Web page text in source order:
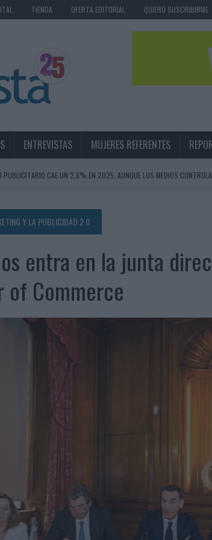
TIENDA OFERTA EDITORIAL QUIERO SUSCRIBIRME
ENTREVISTAS MUJERES REFERENTES
PUBLICITARIO CAE UN 2,6% EN 2025, AUNQUE LOS MEDIOS
BASTONI COMO NUEVA DIRECTORA COMERCIAL GLOBAL
COLECCIÓN PERSONALIZABLE INSPIRADA EN CORNETTO, CALIPPO Y
DE LA CREATIVIDAD
URBANA PARA TRANSFORMAR EL PATRIMONIO HISTÓRICO EN ACTIVOS
ACERCA EL PARAÍSO CANARIO EN SU ÚLTIMA CAMPAÑA INTERNACIONAL
“LA CONSTRUCCIÓN DE MARCA A LARGO PLAZO Y LA MEDICIÓN
22GRADOS PARA LOPESAN HOTELS & RESORTS
QUE SE DISFRUTA DOS VECES’, DE INUSUALY PARA CERVEZA CAPAZ
PERFECTO DEL VERANO’
TRANSFORMADOR DEL AUDIO EN SU NUEVA CAMPAÑA GLOBAL DE
DE VML PARA MOVISTAR
DE LAS AFICIONES PARA EL REGRESO DEL FÚTBOL
Y LA PUBLICIDAD 2.0
entra en la junta
of Commerce